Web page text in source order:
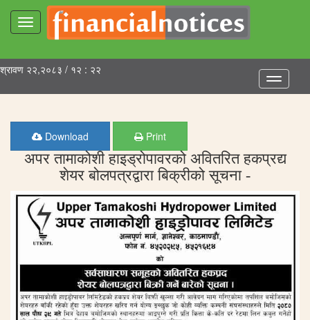
Toggle
श्रावण २२,२०८३ / १२ : २२
Toggle
navigation
Download Print
अपर तामाकोशी हाइड्रोपावरको अवितरित हकप्रद्य
शेयर बोलपत्रद्वारा बिक्रीको सूचना -